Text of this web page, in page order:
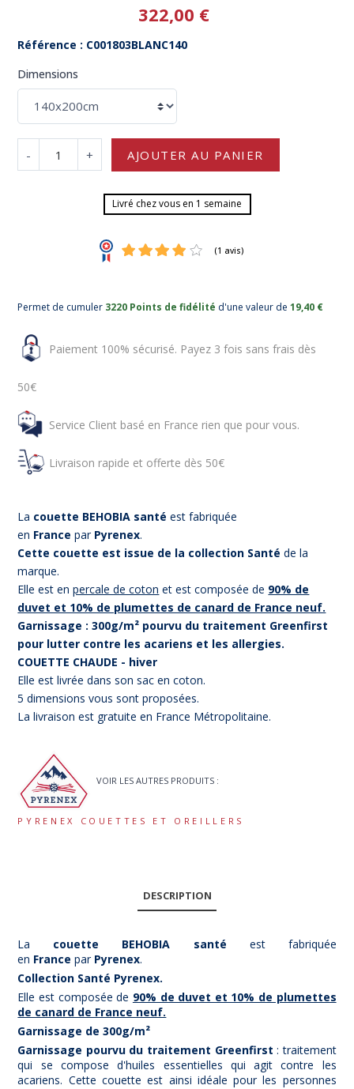
322,00 €
Référence : C001803BLANC140
Dimensions
- + AJOUTER AU PANIER
Livré chez vous en 1 semaine
Permet de cumuler 3220 Points de fidélité d'une valeur de19,40 €
Paiement 100% sécurisé. Payez 3 fois sans frais dès
50€
Service Client basé en France rien que pour vous.
Livraison rapide et offerte dès 50€
La couette BEHOBIA santéest fabriquée
en France par Pyrenex.
Cette couette est issue de la collection Santéde la
marque.
Elle est enpercale de coton et est composée de 90% de
duvet et 10% de plumettes de canard de France neuf.
Garnissage : 300g/m² pourvu du traitement Greenfirst
pour lutter contre les acariens et les allergies.
COUETTE CHAUDE - hiver
Elle est livrée dans son sac en coton.
5 dimensions vous sont proposées.
La livraison est gratuite en France Métropolitaine.
VOIR LES AUTRES PRODUITS :
PYRENEX COUETTES ET OREILLERS
DESCRIPTION
La couette BEHOBIA santé est fabriquée
en France par Pyrenex.
Collection Santé Pyrenex.
Elle est composée de 90% de duvet et 10% de plumettes
de canard de France neuf.
Garnissage de 300g/m²
Garnissage pourvu du traitement Greenfirst : traitement
qui se compose d'huiles essentielles qui agit contre les
acariens. Cette couette est ainsi idéale pour les personnes